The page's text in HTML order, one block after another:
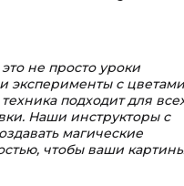
не просто уроки
эксперименты с цветами
подходит для
Наши инструкторы с
магические
чтобы ваши